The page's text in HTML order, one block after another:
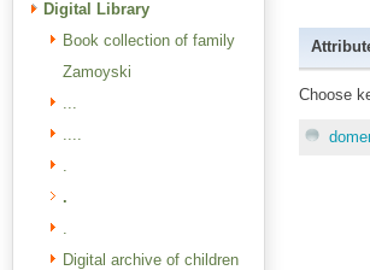
Digital Library
Book collection of family
Zamoyski
...
....
.
.
.
Digital archive of children
Choose